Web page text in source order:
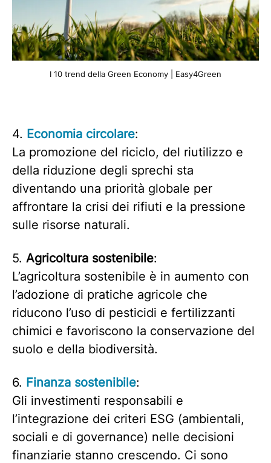
I 10 trend della Green Economy | Easy4Green
4. Economia circolare:
La promozione del riciclo, del riutilizzo e
della riduzione degli sprechi sta
diventando una priorità globale per
affrontare la crisi dei rifiuti e la pressione
sulle risorse naturali.
5. Agricoltura sostenibile:
L’agricoltura sostenibile è in aumento con
l’adozione di pratiche agricole che
riducono l’uso di pesticidi e fertilizzanti
chimici e favoriscono la conservazione del
suolo e della biodiversità.
6. Finanza sostenibile:
Gli investimenti responsabili e
l’integrazione dei criteri ESG (ambientali,
sociali e di governance) nelle decisioni
finanziarie stanno crescendo. Ci sono